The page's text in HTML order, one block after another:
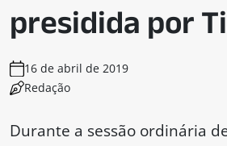
presidida por
16 de abril de 2019
Redação
Durante a sessão ordinária